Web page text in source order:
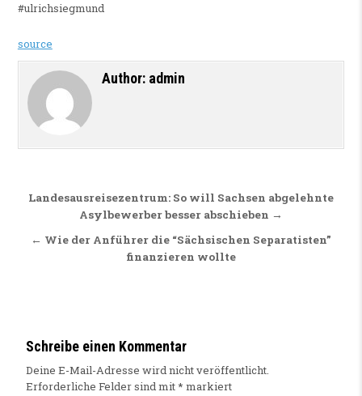
#ulrichsiegmund
source
Author: admin
Beitragsnavigation
Landesausreisezentrum: So will Sachsen abgelehnte
Asylbewerber besser abschieben →
← Wie der Anführer die “Sächsischen Separatisten”
finanzieren wollte
Schreibe einen Kommentar
Deine E-Mail-Adresse wird nicht veröffentlicht.
Erforderliche Felder sind mit* markiert